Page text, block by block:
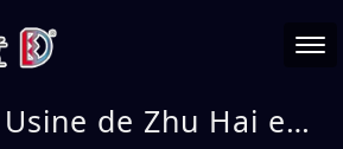
Usine de Zhu Hai en